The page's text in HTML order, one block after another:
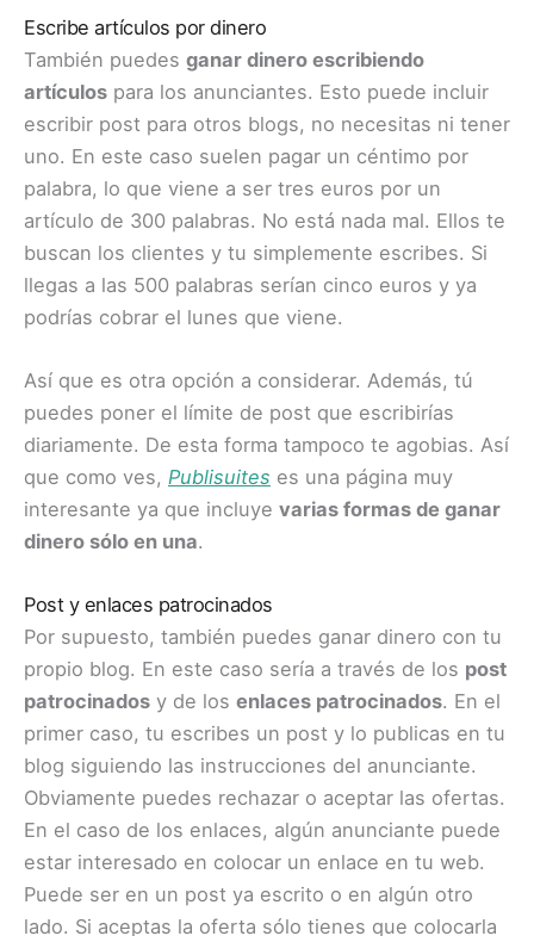
Escribe artículos por dinero
También puedes ganar dinero escribiendo
artículos para los anunciantes. Esto puede incluir
escribir post para otros blogs, no necesitas ni tener
uno. En este caso suelen pagar un céntimo por
palabra, lo que viene a ser tres euros por un
artículo de 300 palabras. No está nada mal. Ellos te
buscan los clientes y tu simplemente escribes. Si
llegas a las 500 palabras serían cinco euros y ya
podrías cobrar el lunes que viene.
Así que es otra opción a considerar. Además, tú
puedes poner el límite de post que escribirías
diariamente. De esta forma tampoco te agobias. Así
que como ves, Publisuites es una página muy
interesante ya que incluye varias formas de ganar
dinero sólo en una.
Post y enlaces patrocinados
Por supuesto, también puedes ganar dinero con tu
propio blog. En este caso sería a través de los post
patrocinados y de los enlaces patrocinados. En el
primer caso, tu escribes un post y lo publicas en tu
blog siguiendo las instrucciones del anunciante.
Obviamente puedes rechazar o aceptar las ofertas.
En el caso de los enlaces, algún anunciante puede
estar interesado en colocar un enlace en tu web.
Puede ser en un post ya escrito o en algún otro
lado. Si aceptas la oferta sólo tienes que colocarla